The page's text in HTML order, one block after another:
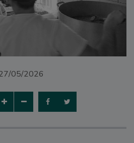
05/2026